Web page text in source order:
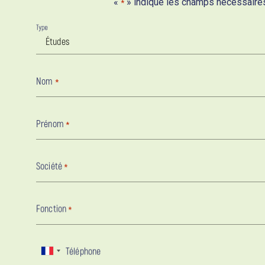
*
Type
Nom *
Prénom *
Société *
Fonction *
Téléphone